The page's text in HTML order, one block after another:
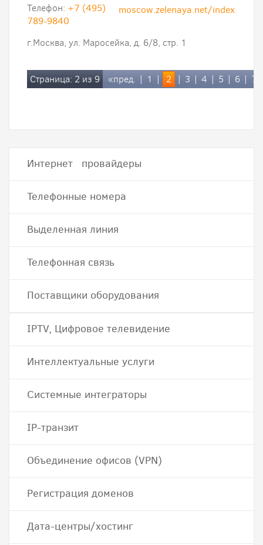
moscow.zelenaya.net/index.php
Телефон: +7 (495)
789-9840
г.Москва, ул. Маросейка, д. 6/8, стр. 1
Страница: 2 из 9 «пред. | 1 | 2 | 3 | 4 | 5 | 6 | 7
Интернет провайдеры
Телефонные номера
Выделенная линия
Телефонная связь
Поставщики оборудования
IPTV, Цифровое телевидение
Интеллектуальные услуги
Системные интеграторы
IP-транзит
Объединение офисов (VPN)
Регистрация доменов
Дата-центры/хостинг